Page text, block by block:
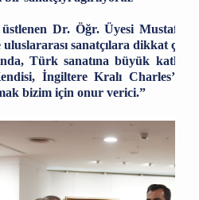
Dr. Öğr. Üyesi Mustafa
uluslararası sanatçılara dikkat
Türk sanatına büyük
İngiltere Kralı Charles’ın
bizim için onur verici.”